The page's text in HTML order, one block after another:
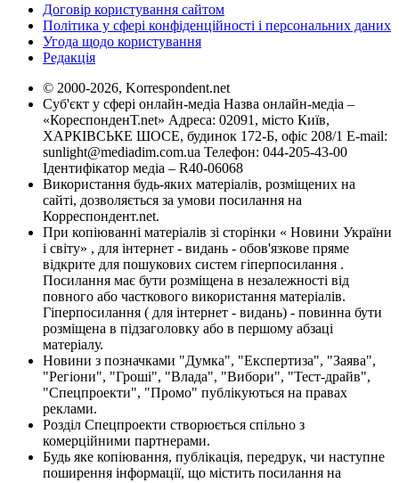
Договір користування сайтом
Політика у сфері конфіденційності і персональних даних
Угода щодо користування
Редакція
© 2000-2026, Korrespondent.net
Суб'єкт у сфері онлайн-медіа Назва онлайн-медіа –
«КореспонденТ.net» Адреса: 02091, місто Київ,
ХАРКІВСЬКЕ ШОСЕ, будинок 172-Б, офіс 208/1 E-mail:
sunlight@mediadim.com.ua Телефон: 044-205-43-00
Ідентифікатор медіа – R40-06068
Використання будь-яких матеріалів, розміщених на
сайті, дозволяється за умови посилання на
Корреспондент.net.
При копіюванні матеріалів зі сторінки « Новини України
і світу» , для інтернет - видань - обов'язкове пряме
відкрите для пошукових систем гіперпосилання .
Посилання має бути розміщена в незалежності від
повного або часткового використання матеріалів.
Гіперпосилання ( для інтернет - видань) - повинна бути
розміщена в підзаголовку або в першому абзаці
матеріалу.
Новини з позначками "Думка", "Експертиза", "Заява",
"Регіони", "Гроші", "Влада", "Вибори", "Тест-драйв",
"Спецпроекти", "Промо" публікуються на правах
реклами.
Розділ Спецпроекти створюється спільно з
комерційними партнерами.
Будь яке копіювання, публікація, передрук, чи наступне
поширення інформації, що містить посилання на